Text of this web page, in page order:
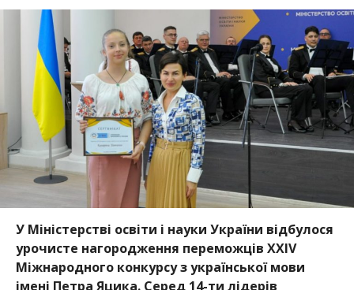
У Міністерстві освіти і науки України відбулося
урочисте нагородження переможців ХХІV
Міжнародного конкурсу з української мови
імені Петра Яцика. Серед 14-ти лідерів